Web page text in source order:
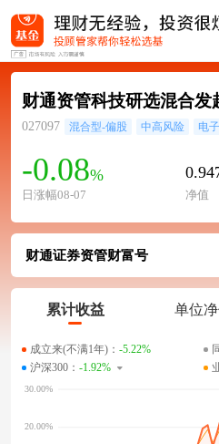
财通资管科技研选混合发
027097 混合型-偏股 中高风险 电子
-0.08%
日涨幅08-07 净值
财通证券资管财富号
累计收益 单位
成立来(不满1年)： -5.22%
沪深300： -1.92%